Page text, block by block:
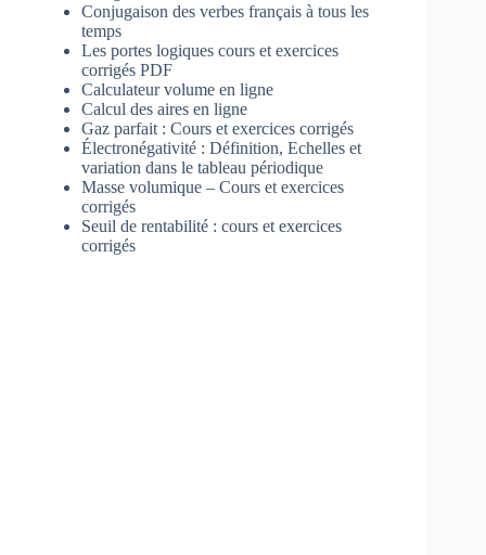
Conjugaison des verbes français à tous les
temps
Les portes logiques cours et exercices
corrigés PDF
Calculateur volume en ligne
Calcul des aires en ligne
Gaz parfait : Cours et exercices corrigés
Électronégativité : Définition, Echelles et
variation dans le tableau périodique
Masse volumique – Cours et exercices
corrigés
Seuil de rentabilité : cours et exercices
corrigés